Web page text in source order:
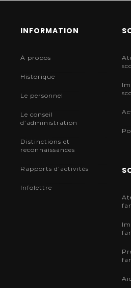
INFORMATION
À propos
Historique
Le personnel
Le conseil
d’administration
Distinctions et
reconnaissances
Rapports d’activités
Infolettre